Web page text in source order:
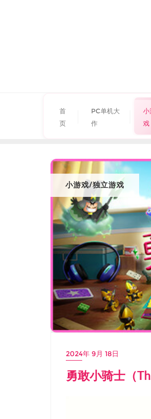
首
页
PC单机大
作
戏
小游戏/独立游戏
2024年 9月 18日
勇敢小骑士（